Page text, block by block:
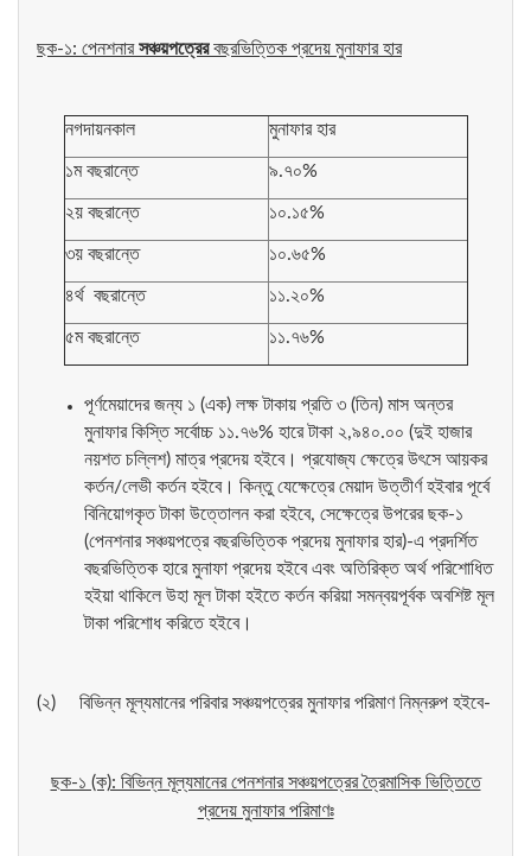
ছক-১: পেনশনারসঞ্চয়পত্রেরবছরভিত্তিক প্রদেয় মুনাফার হার
নগদায়নকাল মুনাফার হার
১ম বছরান্তে ৯.৭০%
২য় বছরান্তে ১০.১৫%
৩য় বছরান্তে ১০.৬৫%
৪র্থ বছরান্তে ১১.২০%
৫ম বছরান্তে ১১.৭৬%
পূর্ণমেয়াদের জন্য ১ (এক) লক্ষ টাকায় প্রতি ৩ (তিন) মাস অন্তর
মুনাফার কিস্তি সর্বোচ্চ ১১.৭৬% হারে টাকা ২,৯৪০.০০ (দুই হাজার
নয়শত চল্লিশ) মাত্র প্রদেয় হইবে। প্রযোজ্য ক্ষেত্রে উৎসে আয়কর
কর্তন/লেভী কর্তন হইবে। কিন্তু যেক্ষেত্রে মেয়াদ উত্তীর্ণ হইবার পূর্বে
বিনিয়োগকৃত টাকা উত্তোলন করা হইবে, সেক্ষেত্রে উপরের ছক-১
(পেনশনার সঞ্চয়পত্রে বছরভিত্তিক প্রদেয় মুনাফার হার)-এ প্রদর্শিত
বছরভিত্তিক হারে মুনাফা প্রদেয় হইবে এবং অতিরিক্ত অর্থ পরিশোধিত
হইয়া থাকিলে উহা মূল টাকা হইতে কর্তন করিয়া সমন্বয়পূর্বক অবশিষ্ট মূল
টাকা পরিশোধ করিতে হইবে।
(২) বিভিন্ন মূল্যমানের পরিবার সঞ্চয়পত্রের মুনাফার পরিমাণ নিম্নরুপ হইবে-
ছক-১ (ক): বিভিন্ন মূল্যমানের পেনশনার সঞ্চয়পত্রের ত্রৈমাসিক ভিত্তিতে
প্রদেয় মুনাফার পরিমাণঃ